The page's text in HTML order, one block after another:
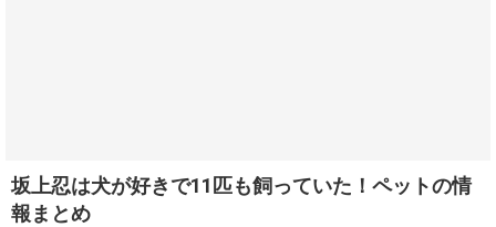
坂上忍は犬が好きで11匹も飼っていた！ペットの情
報まとめ